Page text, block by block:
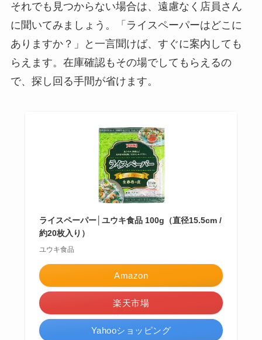
それでも見つからない場合は、遠慮なく店員さん
に聞いてみましょう。「ライスペーパーはどこに
ありますか？」と一言聞けば、すぐに案内しても
らえます。在庫確認もその場でしてもらえるの
で、探し回る手間が省けます。
ライスペーパー│ユウキ食品 100g（直径15.5cm /
約20枚入り）
ユウキ食品
Amazon
楽天市場
Yahooショッピング